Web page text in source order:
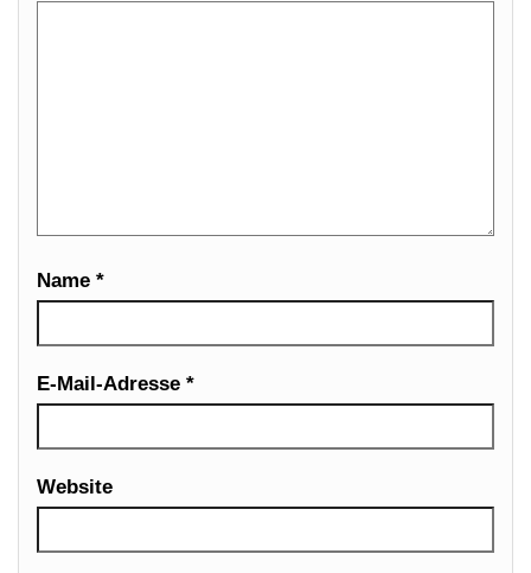
Name *
E-Mail-Adresse *
Website